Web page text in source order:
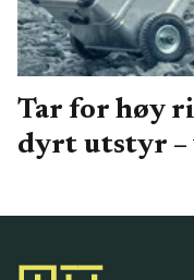
Tar for høy
dyrt utstyr –